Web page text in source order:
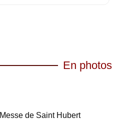
En photos
Messe de Saint Hubert